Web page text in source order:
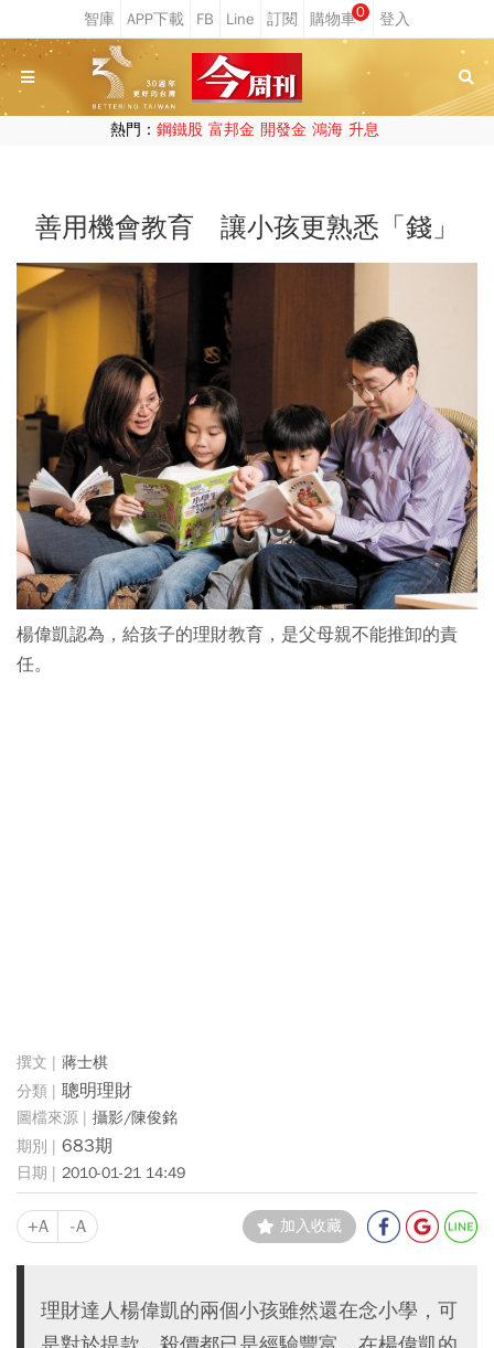
0
熱門： 鋼鐵股 富邦金 開發金 鴻海 升息
善用機會教育 讓小孩更熟悉「錢」
楊偉凱認為，給孩子的理財教育，是父母親不能推卸的責
任。
蔣士棋
聰明理財
攝影/陳俊銘
683期
2010-01-21 14:49
+A -A 加入收藏
理財達人楊偉凱的兩個小孩雖然還在念小學，可